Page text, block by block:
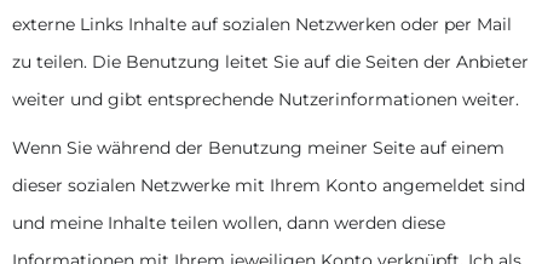
externe Links Inhalte auf sozialen Netzwerken oder per Mail
zu teilen. Die Benutzung leitet Sie auf die Seiten der Anbieter
weiter und gibt entsprechende Nutzerinformationen weiter.
Wenn Sie während der Benutzung meiner Seite auf einem
dieser sozialen Netzwerke mit Ihrem Konto angemeldet sind
und meine Inhalte teilen wollen, dann werden diese